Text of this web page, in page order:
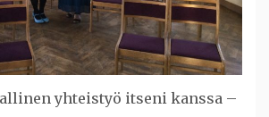
yhteistyö itseni kanssa –